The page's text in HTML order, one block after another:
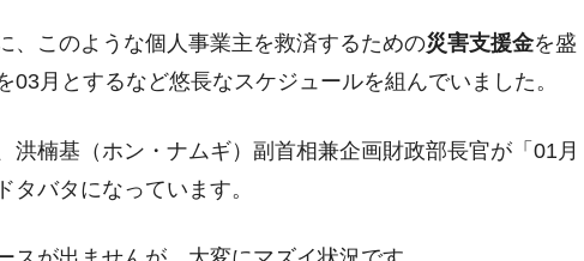
2026年2Qの業績「史上最高益」当期純利益は前年同期比13.4倍に。
暗礁」の危機 ⇒ 10.7兆では損が出るからできない。
。全産業の半分未満しか雇用を生まない
先進技術の塊！
、このような個人事業主を救済するための災害支援金を盛
03月とするなど悠長なスケジュールを組んでいました。
洪楠基（ホン・ナムギ）副首相兼企画財政部長官が「01月
バタになっています。